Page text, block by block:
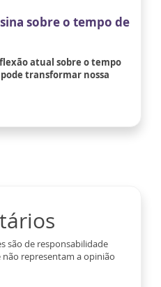
sobre o tempo de
atual sobre o tempo
transformar nossa
são de responsabilidade
não representam a opinião